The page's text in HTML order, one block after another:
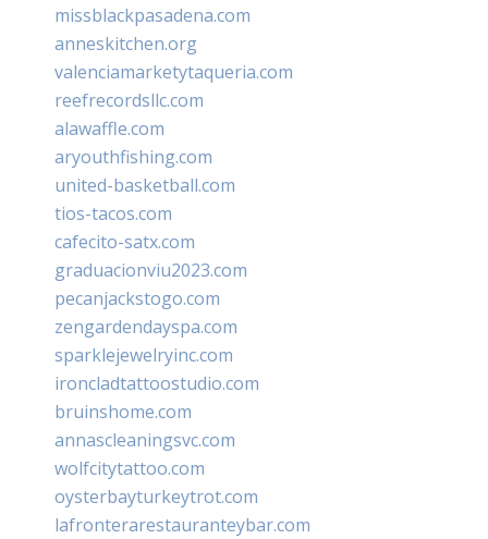
missblackpasadena.com
anneskitchen.org
valenciamarketytaqueria.com
reefrecordsllc.com
alawaffle.com
aryouthfishing.com
united-basketball.com
tios-tacos.com
cafecito-satx.com
graduacionviu2023.com
pecanjackstogo.com
zengardendayspa.com
sparklejewelryinc.com
ironcladtattoostudio.com
bruinshome.com
annascleaningsvc.com
wolfcitytattoo.com
oysterbayturkeytrot.com
lafronterarestauranteybar.com